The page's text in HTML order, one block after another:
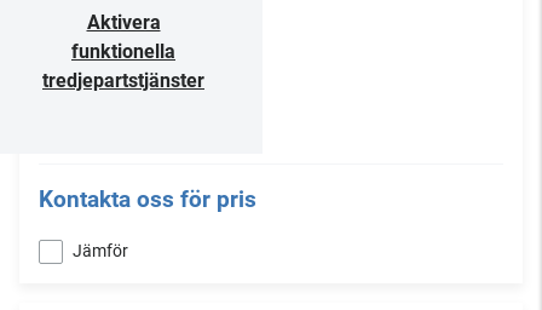
Aktivera
funktionella
tredjepartstjänster
Kontakta oss för pris
Jämför